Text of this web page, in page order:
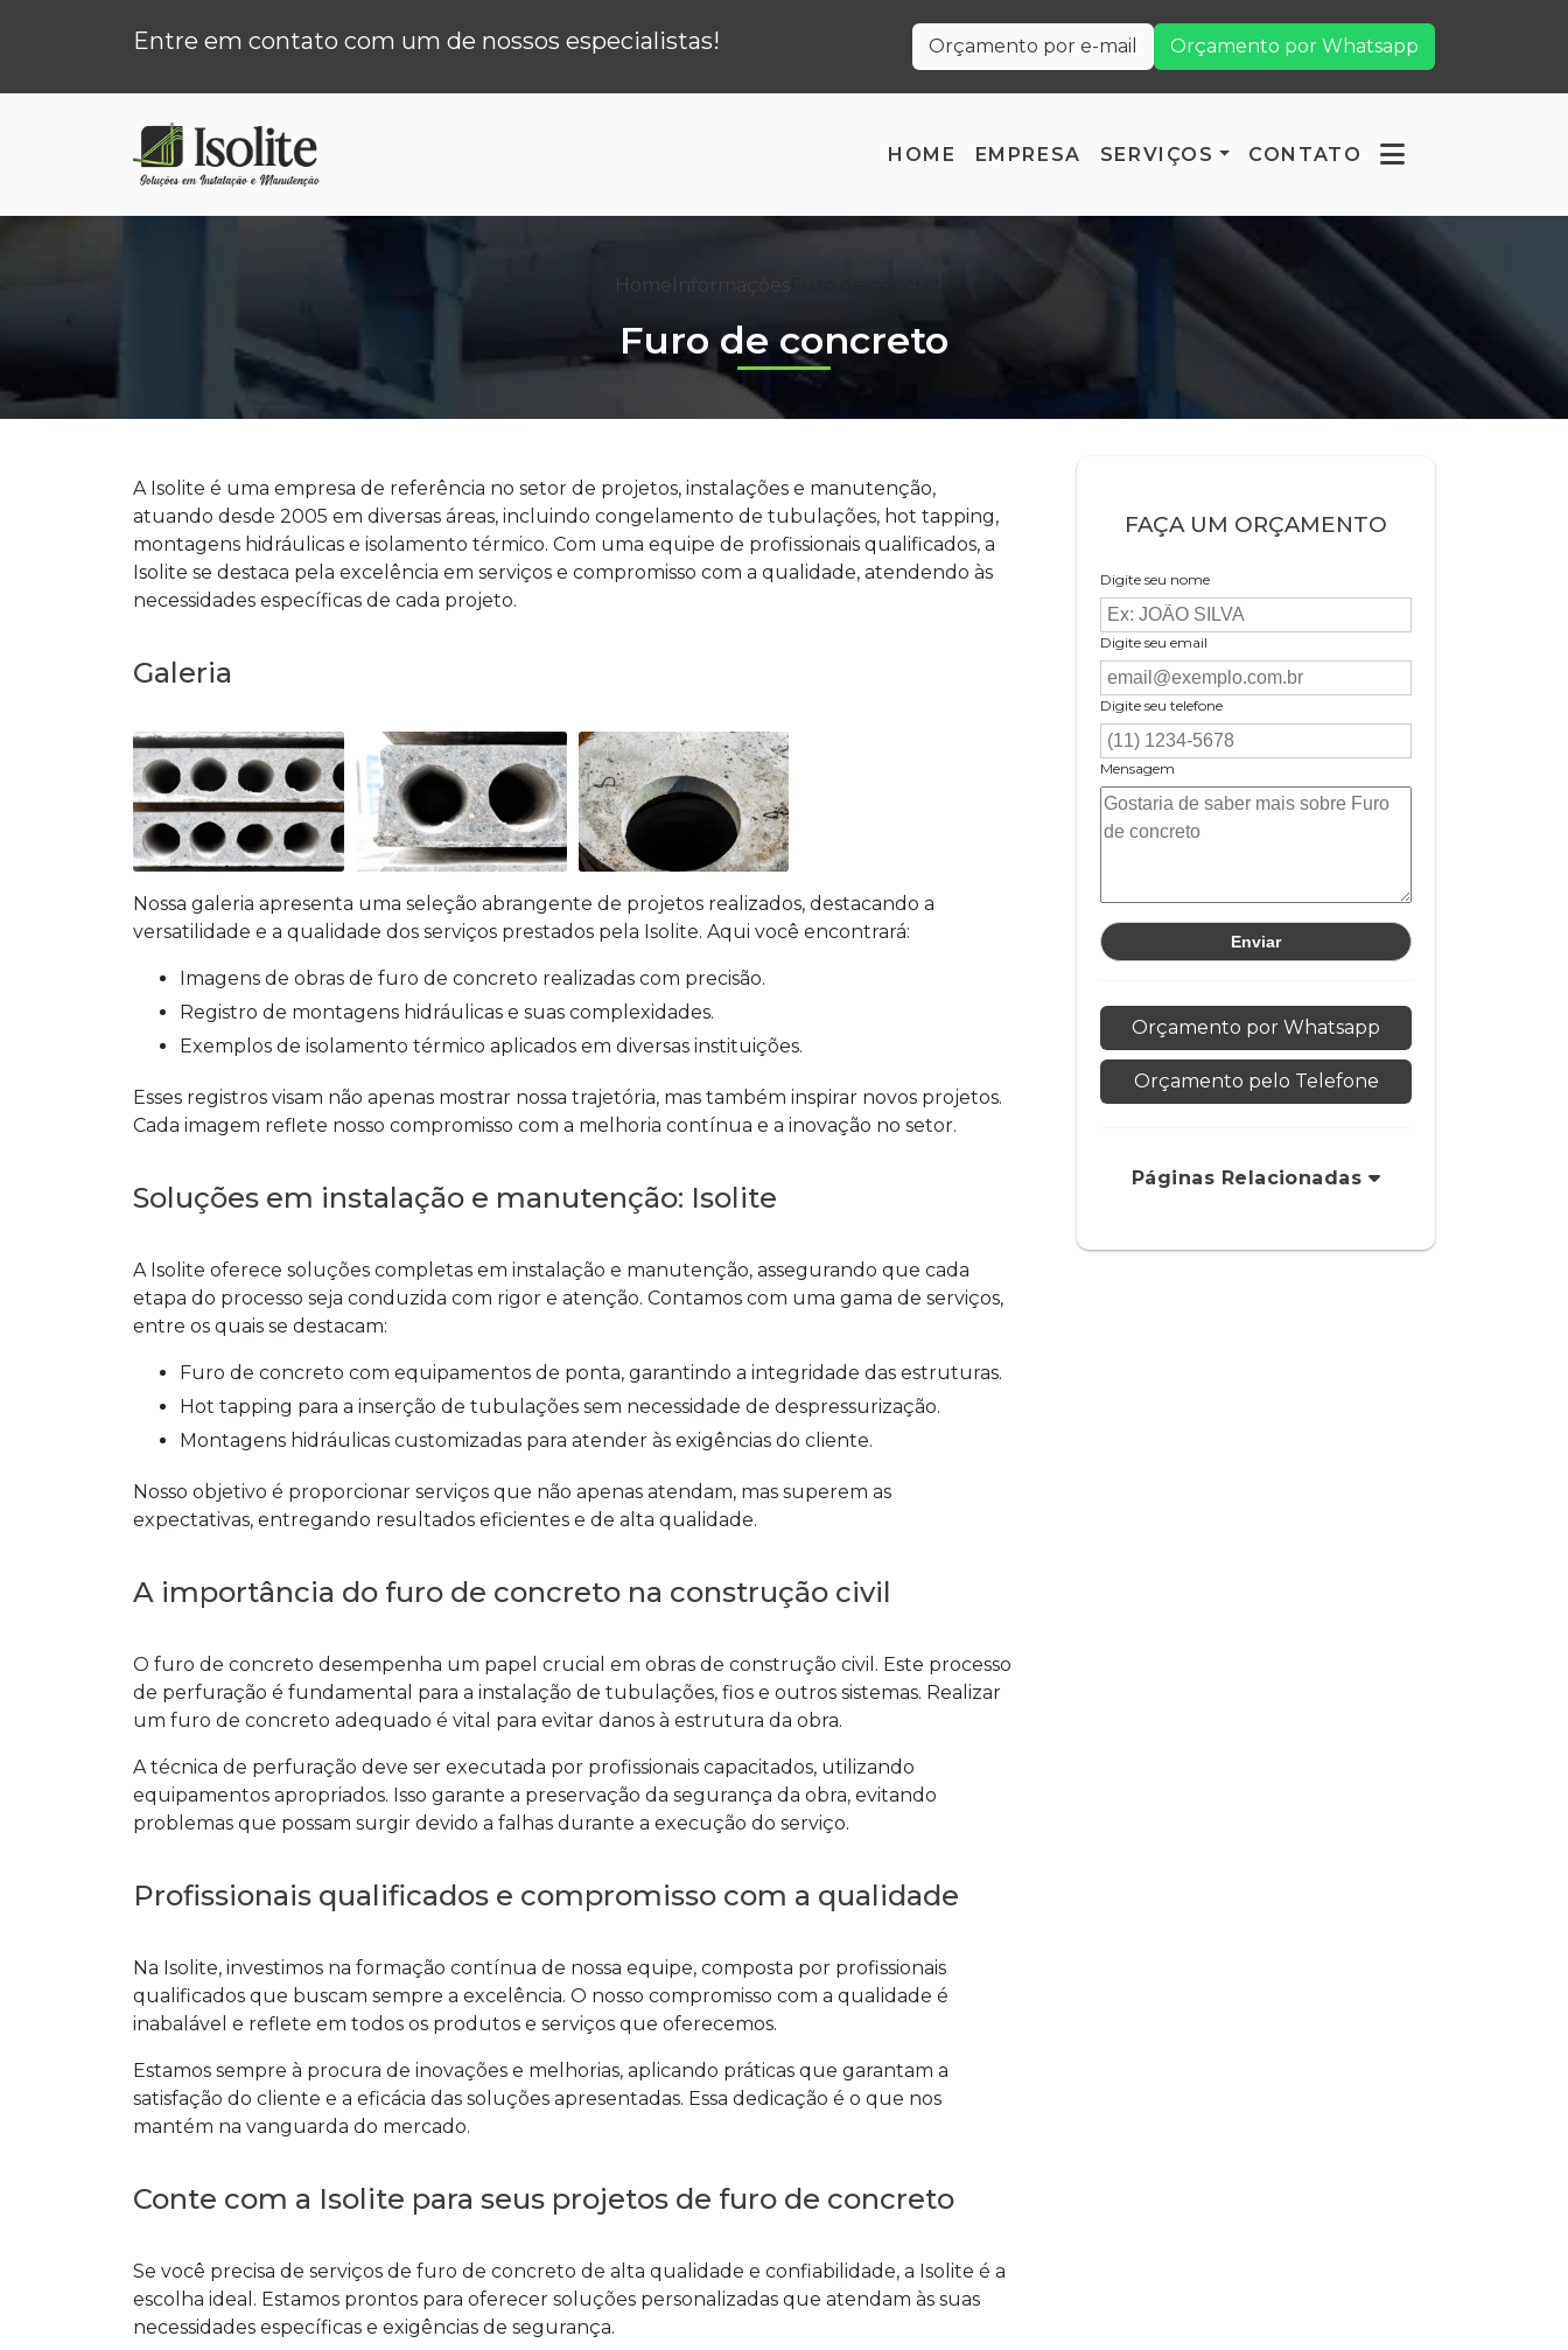
Entre em contato com um de nossos especialistas! Orçamento por e-mail Orçamento por Whatsapp
HOME EMPRESA SERVIÇOS CONTATO
Home Informações
Furo de concreto
A Isolite é uma empresa de referência no setor de projetos, instalações e manutenção,
atuando desde 2005 em diversas áreas, incluindo congelamento de tubulações, hot tapping,
montagens hidráulicas e isolamento térmico. Com uma equipe de profissionais qualificados, a
Isolite se destaca pela excelência em serviços e compromisso com a qualidade, atendendo às
necessidades específicas de cada projeto.
Galeria
Nossa galeria apresenta uma seleção abrangente de projetos realizados, destacando a
versatilidade e a qualidade dos serviços prestados pela Isolite. Aqui você encontrará:
Imagens de obras de furo de concreto realizadas com precisão.
Registro de montagens hidráulicas e suas complexidades.
Exemplos de isolamento térmico aplicados em diversas instituições.
Esses registros visam não apenas mostrar nossa trajetória, mas também inspirar novos projetos.
Cada imagem reflete nosso compromisso com a melhoria contínua e a inovação no setor.
Soluções em instalação e manutenção: Isolite
A Isolite oferece soluções completas em instalação e manutenção, assegurando que cada
etapa do processo seja conduzida com rigor e atenção. Contamos com uma gama de serviços,
entre os quais se destacam:
Furo de concreto com equipamentos de ponta, garantindo a integridade das estruturas.
Hot tapping para a inserção de tubulações sem necessidade de despressurização.
Montagens hidráulicas customizadas para atender às exigências do cliente.
Nosso objetivo é proporcionar serviços que não apenas atendam, mas superem as
expectativas, entregando resultados eficientes e de alta qualidade.
A importância do furo de concreto na construção civil
O furo de concreto desempenha um papel crucial em obras de construção civil. Este processo
de perfuração é fundamental para a instalação de tubulações, fios e outros sistemas. Realizar
um furo de concreto adequado é vital para evitar danos à estrutura da obra.
A técnica de perfuração deve ser executada por profissionais capacitados, utilizando
equipamentos apropriados. Isso garante a preservação da segurança da obra, evitando
problemas que possam surgir devido a falhas durante a execução do serviço.
Profissionais qualificados e compromisso com a qualidade
Na Isolite, investimos na formação contínua de nossa equipe, composta por profissionais
qualificados que buscam sempre a excelência. O nosso compromisso com a qualidade é
inabalável e reflete em todos os produtos e serviços que oferecemos.
Estamos sempre à procura de inovações e melhorias, aplicando práticas que garantam a
satisfação do cliente e a eficácia das soluções apresentadas. Essa dedicação é o que nos
mantém na vanguarda do mercado.
Conte com a Isolite para seus projetos de furo de concreto
Se você precisa de serviços de furo de concreto de alta qualidade e confiabilidade, a Isolite é a
escolha ideal. Estamos prontos para oferecer soluções personalizadas que atendam às suas
necessidades específicas e exigências de segurança.
FAÇA UM ORÇAMENTO
Digite seu nome
Digite seu email
Digite seu telefone
Mensagem
Orçamento por Whatsapp
Orçamento pelo Telefone
Páginas Relacionadas